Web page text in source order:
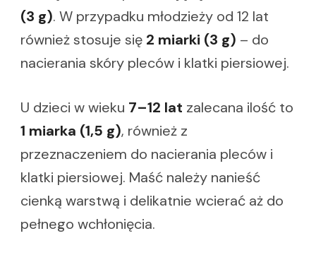
(3 g). W przypadku młodzieży od 12 lat
również stosuje się 2 miarki (3 g) – do
nacierania skóry pleców i klatki piersiowej.
U dzieci w wieku 7–12 lat zalecana ilość to
1 miarka (1,5 g), również z
przeznaczeniem do nacierania pleców i
klatki piersiowej. Maść należy nanieść
cienką warstwą i delikatnie wcierać aż do
pełnego wchłonięcia.